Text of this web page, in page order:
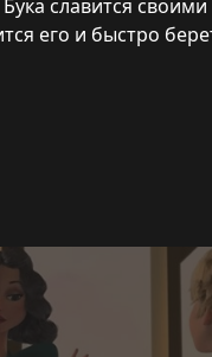
Бука славится
его и быстро